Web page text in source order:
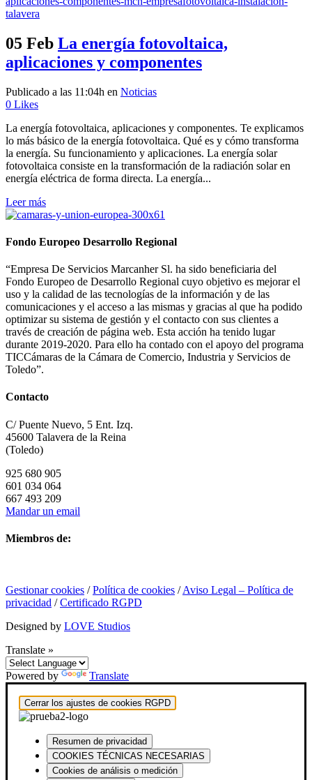
05 Feb La energía fotovoltaica,
aplicaciones y componentes
Publicado a las 11:04h en Noticias
0 Likes
La energía fotovoltaica, aplicaciones y componentes. Te explicamos
lo más básico de la energía fotovoltaica. Qué es y cómo transforma
la energía. Su funcionamiento y aplicaciones. La energía solar
fotovoltaica consiste en la transformación de la radiación solar en
energía eléctrica de forma directa. La energía...
Leer más
Fondo Europeo Desarrollo Regional
“Empresa De Servicios Marcanher Sl. ha sido beneficiaria del
Fondo Europeo de Desarrollo Regional cuyo objetivo es mejorar el
uso y la calidad de las tecnologías de la información y de las
comunicaciones y el acceso a las mismas y gracias al que ha podido
optimizar su sistema de gestión y el contacto con sus clientes a
través de creación de página web. Esta acción ha tenido lugar
durante 2019-2020. Para ello ha contado con el apoyo del programa
TICCámaras de la Cámara de Comercio, Industria y Servicios de
Toledo”.
Contacto
C/ Puente Nuevo, 5 Ent. Izq.
45600 Talavera de la Reina
(Toledo)
925 680 905
601 034 064
667 493 209
Mandar un email
Miembros de:
Gestionar cookies /Política de cookies /Aviso Legal – Política de
privacidad /Certificado RGPD
Designed by LOVE Studios
Translate »
Powered by Translate
Cerrar los ajustes de cookies RGPD
Resumen de privacidad
COOKIES TÉCNICAS NECESARIAS
Cookies de análisis o medición